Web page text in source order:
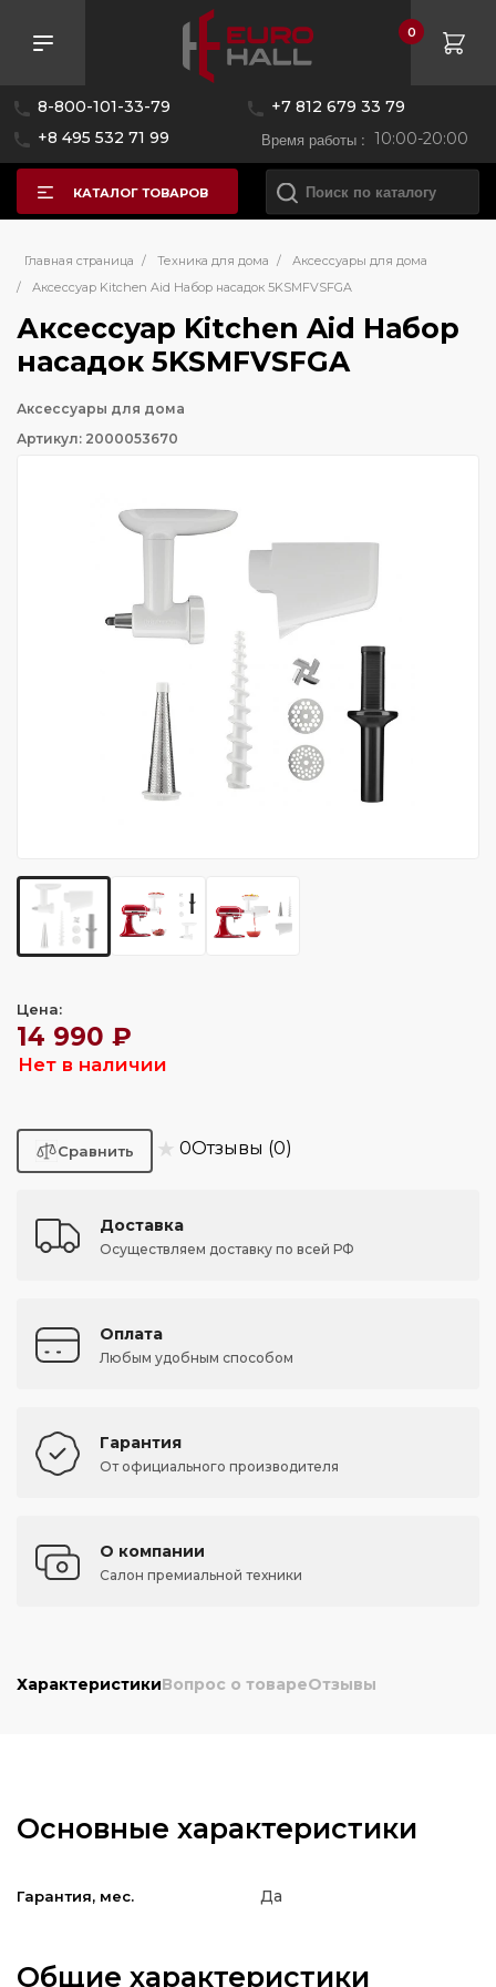
8-800-101-33-79
+7 812 679 33 79
+8 495 532 71 99
Время работы : 10:00-20:00
0
КАТАЛОГ ТОВАРОВ
Главная страница / Техника для дома /
Аксессуары для дома
/
Аксессуар Kitchen Aid Набор насадок 5KSMFVSFGA
Аксессуар Kitchen Aid Набор
насадок 5KSMFVSFGA
Аксессуары для дома
Артикул: 2000053670
Цена:
14 990 ₽
Нет в наличии
★ 0Отзывы (0)
Доставка
Осуществляем доставку по всей РФ
Оплата
Любым удобным способом
Гарантия
От официального производителя
О компании
Салон премиальной техники
ХарактеристикиВопрос о товареОтзывы
Основные характеристики
Гарантия, мес. Да
Общие характеристики